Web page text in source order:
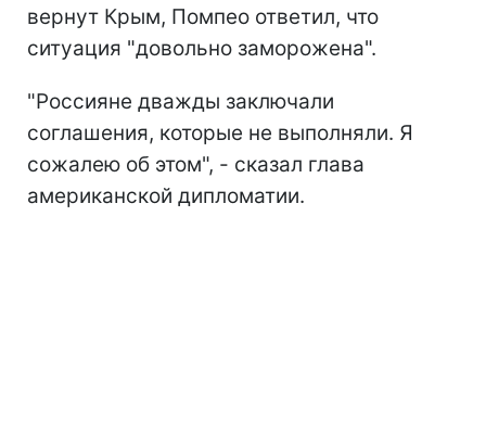
вернут Крым, Помпео ответил, что
ситуация "довольно заморожена".
"Россияне дважды заключали
соглашения, которые не выполняли. Я
сожалею об этом", - сказал глава
американской дипломатии.